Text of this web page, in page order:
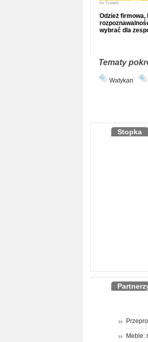
fot. Freepik
Odzież
wybrać dla
Tematy
Watykan
Stopka
Meble: